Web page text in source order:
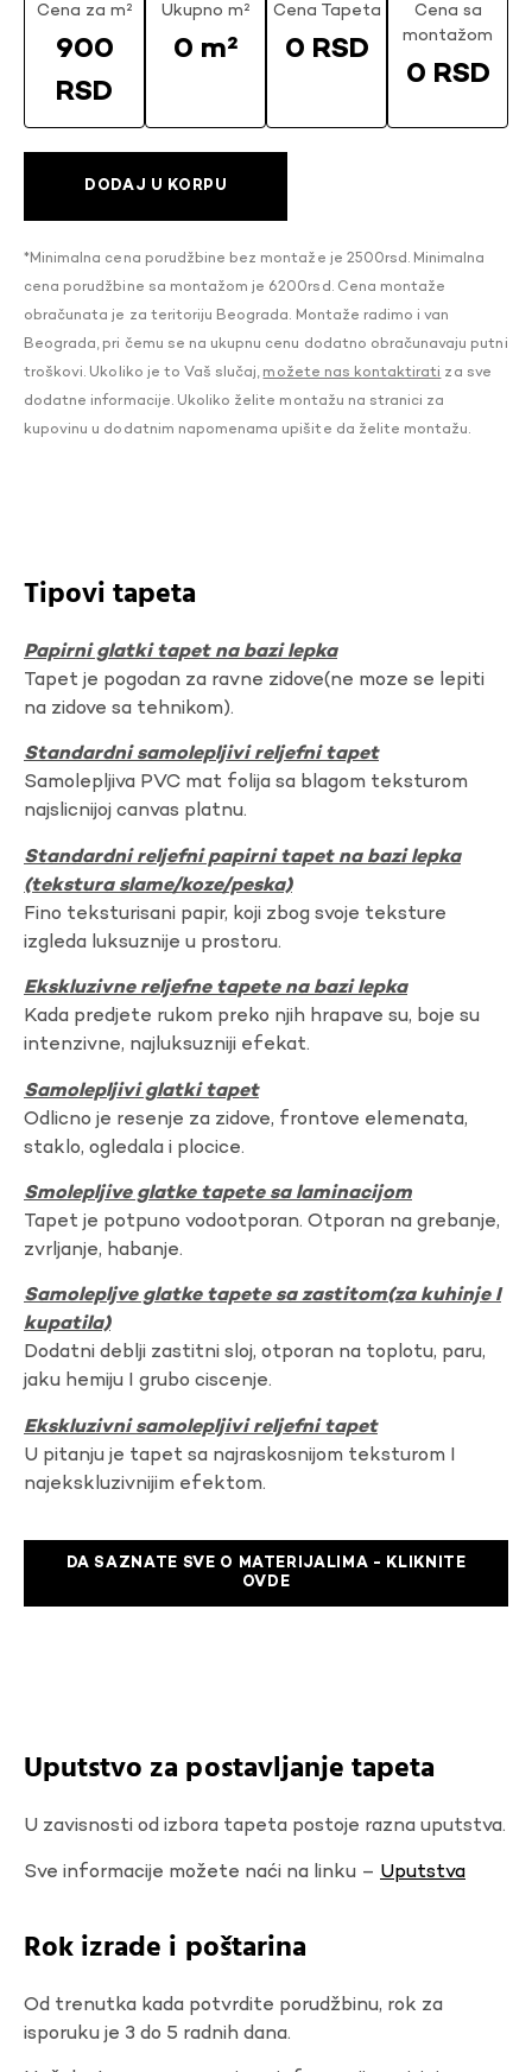
Cena za m²
900
RSD
Ukupno m²
0 m²
Cena Tapeta
0 RSD
Cena sa
montažom
0 RSD
DODAJ U KORPU
*Minimalna cena porudžbine bez montaže je 2500rsd. Minimalna
cena porudžbine sa montažom je 6200rsd. Cena montaže
obračunata je za teritoriju Beograda. Montaže radimo i van
Beograda, pri čemu se na ukupnu cenu dodatno obračunavaju putni
troškovi. Ukoliko je to Vaš slučaj, možete nas kontaktirati za sve
dodatne informacije. Ukoliko želite montažu na stranici za
kupovinu u dodatnim napomenama upišite da želite montažu.
Tipovi tapeta
Papirni glatki tapet na bazi lepka
Tapet je pogodan za ravne zidove(ne moze se lepiti
na zidove sa tehnikom).
Standardni samolepljivi reljefni tapet
Samolepljiva PVC mat folija sa blagom teksturom
najslicnijoj canvas platnu.
Standardni reljefni papirni tapet na bazi lepka
(tekstura slame/koze/peska)
Fino teksturisani papir, koji zbog svoje teksture
izgleda luksuznije u prostoru.
Ekskluzivne reljefne tapete na bazi lepka
Kada predjete rukom preko njih hrapave su, boje su
intenzivne, najluksuzniji efekat.
Samolepljivi glatki tapet
Odlicno je resenje za zidove, frontove elemenata,
staklo, ogledala i plocice.
Smolepljive glatke tapete sa laminacijom
Tapet je potpuno vodootporan. Otporan na grebanje,
zvrljanje, habanje.
Samolepljve glatke tapete sa zastitom(za kuhinje I
kupatila)
Dodatni deblji zastitni sloj, otporan na toplotu, paru,
jaku hemiju I grubo ciscenje.
Ekskluzivni samolepljivi reljefni tapet
U pitanju je tapet sa najraskosnijom teksturom I
najekskluzivnijim efektom.
DA SAZNATE SVE O MATERIJALIMA - KLIKNITE
OVDE
Uputstvo za postavljanje tapeta
U zavisnosti od izbora tapeta postoje razna uputstva.
Sve informacije možete naći na linku – Uputstva
Rok izrade i poštarina
Od trenutka kada potvrdite porudžbinu, rok za
isporuku je 3 do 5 radnih dana.